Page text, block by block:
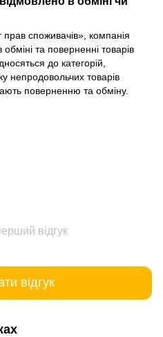
прав споживачів» , компанія
та поверненні товарів
до категорій,
непродовольчих товарів
поверненню та обміну.
відгук
відгук